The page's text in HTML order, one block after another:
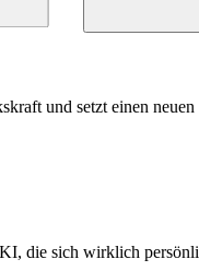
und setzt einen
die sich wirklich